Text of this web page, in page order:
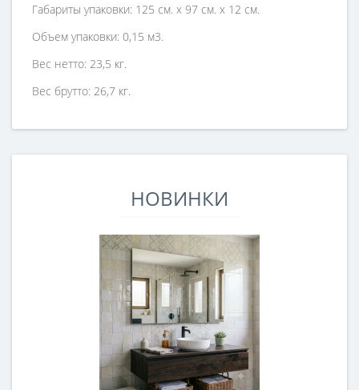
Габариты упаковки: 125 см. х 97 см. х 12 см.
Объем упаковки: 0,15 м3.
Вес нетто: 23,5 кг.
Вес брутто: 26,7 кг.
НОВИНКИ